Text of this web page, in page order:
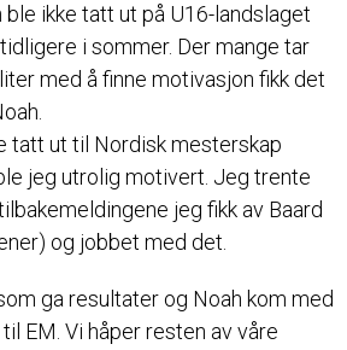
ikke tatt ut på U16-landslaget
i sommer. Der mange tar
med å finne motivasjon fikk det
tatt ut til Nordisk mesterskap
jeg utrolig motivert. Jeg trente
jeg fikk av Baard
og jobbet med det.
ga resultater og Noah kom med
EM. Vi håper resten av våre